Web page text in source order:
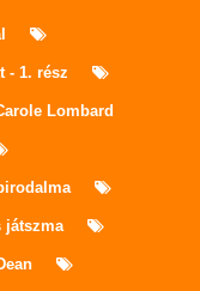
- 1. rész
Lombard
játszma